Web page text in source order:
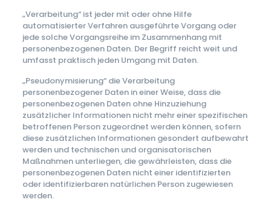
„Verarbeitung“ ist jeder mit oder ohne Hilfe
automatisierter Verfahren ausgeführte Vorgang oder
jede solche Vorgangsreihe im Zusammenhang mit
personenbezogenen Daten. Der Begriff reicht weit und
umfasst praktisch jeden Umgang mit Daten.
„Pseudonymisierung“ die Verarbeitung
personenbezogener Daten in einer Weise, dass die
personenbezogenen Daten ohne Hinzuziehung
zusätzlicher Informationen nicht mehr einer spezifischen
betroffenen Person zugeordnet werden können, sofern
diese zusätzlichen Informationen gesondert aufbewahrt
werden und technischen und organisatorischen
Maßnahmen unterliegen, die gewährleisten, dass die
personenbezogenen Daten nicht einer identifizierten
oder identifizierbaren natürlichen Person zugewiesen
werden.